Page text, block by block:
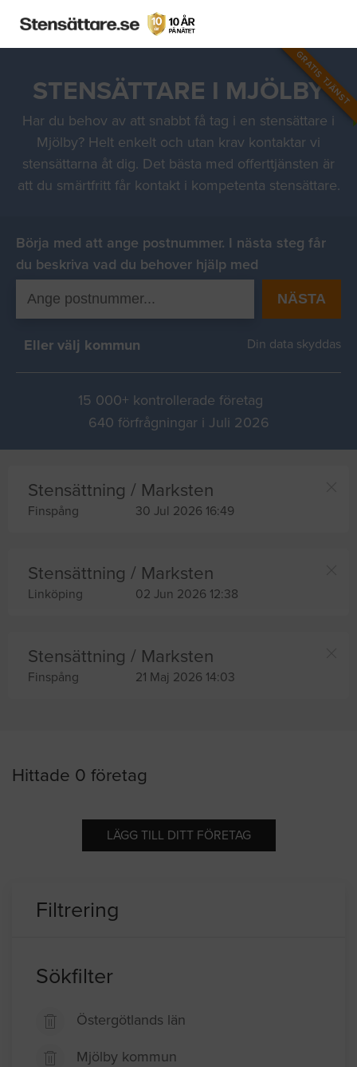
GRATIS TJÄNST
STENSÄTTARE I MJÖLBY
Har du behov av att snabbt få tag i en stensättare i
Mjölby? Helt enkelt och utan krav kontaktar vi
stensättarna åt dig. Det bästa med offerttjänsten är
att du smärtfritt får kontakt i kompetenta stensättare.
Börja med att ange postnummer. I nästa steg får
du beskriva vad du behover hjälp med
NÄSTA
Eller välj kommun Din data skyddas
15 000+ kontrollerade företag
640 förfrågningar i Juli 2026
Stensättning / Marksten
Finspång 30 Jul 2026 16:49
Stensättning / Marksten
Linköping 02 Jun 2026 12:38
Stensättning / Marksten
Finspång 21 Maj 2026 14:03
Hittade 0 företag
LÄGG TILL DITT FÖRETAG
Filtrering
Sökfilter
Östergötlands län
Mjölby kommun